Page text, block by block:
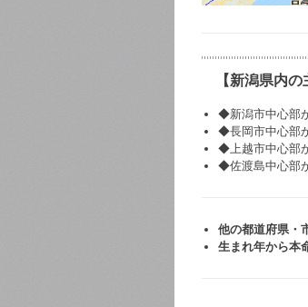
【新潟県内
◆新潟市中心部
◆長岡市中心部
◆上越市中心部
◆佐渡島中心部
他の都道府県・
生まれ年から本